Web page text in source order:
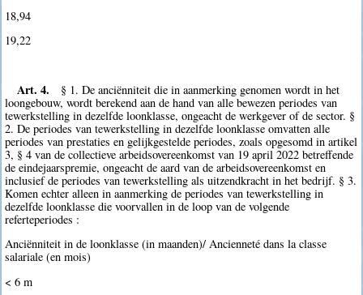
18,94
19,22
Art. 4.
§ 1. De anciënniteit die in aanmerking genomen wordt in het
loongebouw, wordt berekend aan de hand van alle bewezen periodes van
tewerkstelling in dezelfde loonklasse, ongeacht de werkgever of de sector. §
2. De periodes van tewerkstelling in dezelfde loonklasse omvatten alle
periodes van prestaties en gelijkgestelde periodes, zoals opgesomd in artikel
3, § 4 van de collectieve arbeidsovereenkomst van 19 april 2022 betreffende
de eindejaarspremie, ongeacht de aard van de arbeidsovereenkomst en
inclusief de periodes van tewerkstelling als uitzendkracht in het bedrijf. § 3.
Komen echter alleen in aanmerking de periodes van tewerkstelling in
dezelfde loonklasse die voorvallen in de loop van de volgende
referteperiodes :
Anciënniteit in de loonklasse (in maanden)/ Ancienneté dans la classe
salariale (en mois)
< 6 m